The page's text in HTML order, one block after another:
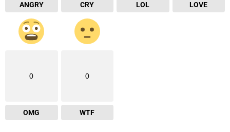
ANGRY CRY LOL LOVE
0
OMG
0
WTF